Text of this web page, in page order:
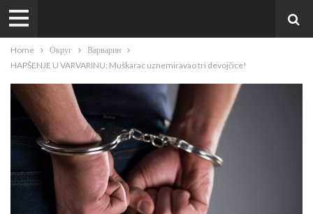
Home Округ
Варварин
HAPŠENJE U VARVARINU: Muškarac uznemiravao tri devojčice!